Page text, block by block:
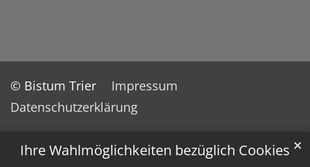
Ihre Wahlmöglichkeiten bezüglich Cookies ✕
© Bistum Trier
Impressum
Datenschutzerklärung